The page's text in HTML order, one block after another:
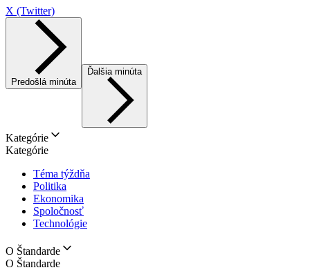
X (Twitter)
Predošlá minúta
Ďalšia minúta
Kategórie
Kategórie
Téma týždňa
Politika
Ekonomika
Spoločnosť
Technológie
O Štandarde
O Štandarde